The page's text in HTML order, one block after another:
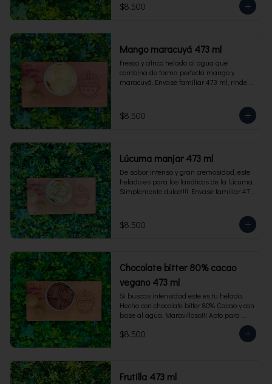
$8.500
Mango maracuyá 473 ml
Fresco y cítrico helado al agua que
combina de forma perfecta mango y
maracuyá. Envase familiar 473 ml, rinde 4
$8.500
Lúcuma manjar 473 ml
De sabor intenso y gran cremosidad, este
helado es para los fanáticos de la lúcuma.
Simplemente dulce!!!!. Envase familiar 473
$8.500
Chocolate bitter 80% cacao
vegano 473 ml
Si buscas intensidad este es tu helado.
Hecho con chocolate bitter 80% Cacao y con
base al agua. Maravilloso!!! Apto para
veganos. Envase familiar 473 ml, rinde 4
porciones
$8.500
Frutilla 473 ml